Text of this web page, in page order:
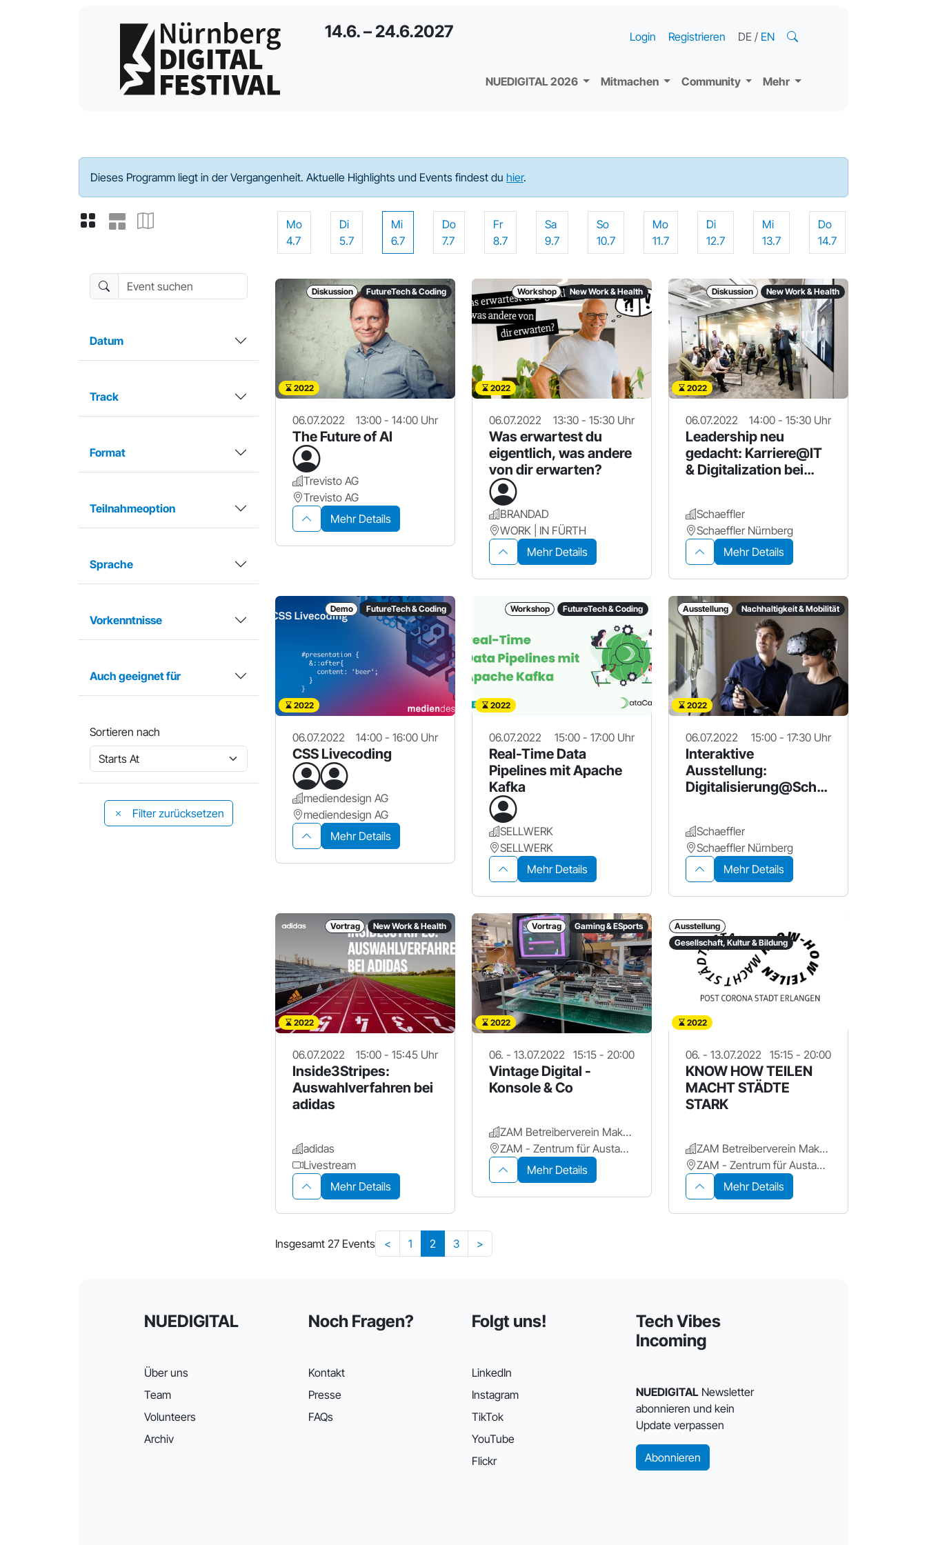
14.6. – 24.6.2027
NUEDIGITAL 2026 Mitmachen Community Mehr
Login Registrieren DE / EN
Programm - 2022
Dieses Programm liegt in der Vergangenheit. Aktuelle Highlights und Events findest du hier.
Event suchen
Datum
Track
Format
Teilnahmeoption
Sprache
Vorkenntnisse
Auch geeignet für
Sortieren nach
Filter zurücksetzen
Mo
4.7
Di
5.7
Mi
6.7
Do
7.7
Fr
8.7
Sa
9.7
So
10.7
Mo
11.7
Di
12.7
Mi
13.7
Do
14.7
Diskussion FutureTech & Coding
2022
06.07.2022 13:00 - 14:00 Uhr
The Future of AI
Trevisto AG
Trevisto AG
Mehr Details
Workshop New Work & Health
2022
06.07.2022 13:30 - 15:30 Uhr
Was erwartest du
eigentlich, was andere
von dir erwarten?
BRANDAD
WORK | IN FÜRTH
Mehr Details
Diskussion New Work & Health
2022
06.07.2022 14:00 - 15:30 Uhr
Leadership neu
gedacht: Karriere@IT
& Digitalization bei
Schaeffler
Schaeffler Nürnberg
Mehr Details
Demo FutureTech & Coding
2022
06.07.2022 14:00 - 16:00 Uhr
CSS Livecoding
mediendesign AG
mediendesign AG
Mehr Details
Workshop FutureTech & Coding
2022
06.07.2022 15:00 - 17:00 Uhr
Real-Time Data
Pipelines mit Apache
Kafka
SELLWERK
SELLWERK
Mehr Details
Ausstellung Nachhaltigkeit & Mobilität
2022
06.07.2022 15:00 - 17:30 Uhr
Interaktive
Ausstellung:
Digitalisierung@Scha
Schaeffler
Schaeffler Nürnberg
Mehr Details
Vortrag New Work & Health
2022
06.07.2022 15:00 - 15:45 Uhr
Inside3Stripes:
Auswahlverfahren bei
adidas
adidas
Livestream
Mehr Details
Vortrag Gaming & ESports
2022
06. - 13.07.2022 15:15 - 20:00
Vintage Digital -
Konsole & Co
ZAM Betreiberverein Makerspace+ für Erlangen
ZAM - Zentrum für Austausch und Machen
Mehr Details
Ausstellung
Gesellschaft, Kultur & Bildung
2022
06. - 13.07.2022 15:15 - 20:00
KNOW HOW TEILEN
MACHT STÄDTE
STARK
ZAM Betreiberverein Makerspace+ für Erlangen
ZAM - Zentrum für Austausch und Machen
Mehr Details
Insgesamt 27 Events < 1 2 3 >
NUEDIGITAL
Über uns
Team
Volunteers
Archiv
Noch Fragen?
Kontakt
Presse
FAQs
Folgt uns!
LinkedIn
Instagram
TikTok
YouTube
Flickr
Tech Vibes
Incoming
NUEDIGITALNewsletter
abonnieren und kein
Update verpassen
Abonnieren